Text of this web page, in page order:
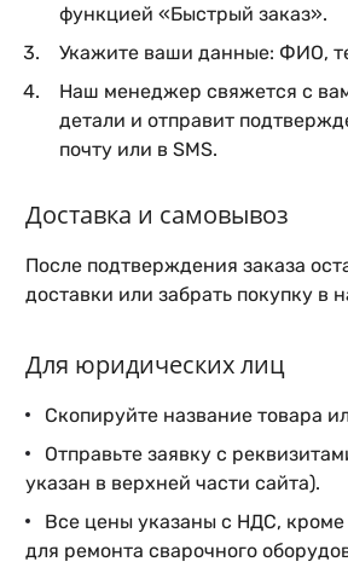
функцией «Быстрый заказ».
Укажите ваши данные: ФИО,
Наш менеджер свяжется с
детали и отправит
почту или в SMS.
Доставка и самовывоз
После подтверждения заказа
доставки или забрать покупку в
Для юридических лиц
Скопируйте название товара
Отправьте заявку с
указан в верхней части сайта).
Все цены указаны с НДС, кроме
для ремонта сварочного